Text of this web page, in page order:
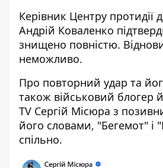
Керівник Центру протидії
Андрій Коваленко
знищено повністю.
неможливо.
Про повторний удар та
також військовий блогер
TV Сергій Місюра з
його словами, "Бегемот" і
спільно.